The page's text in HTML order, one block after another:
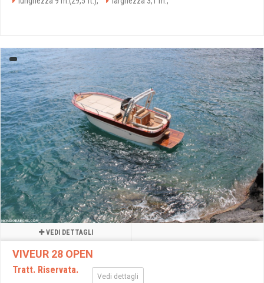
VEDI DETTAGLI
VIVEUR 28 OPEN
Tratt. Riservata.
Vedi dettagli